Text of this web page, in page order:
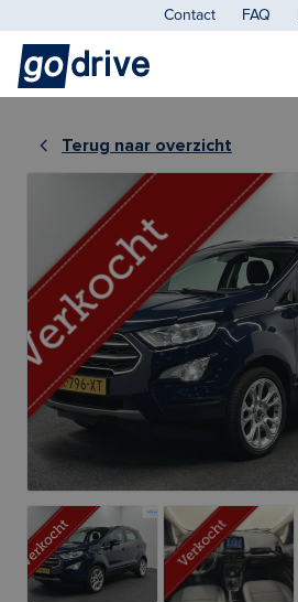
Contact FAQ
Terug naar overzicht